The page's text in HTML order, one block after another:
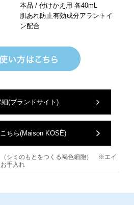
本品 / 付けかえ用 各40mL
肌あれ防止有効成分アラントイ
ン配合
(ブランドサイト)
ちら(Maison KOSÉ)
シミのもとをつくる褐色細胞） ※エイ
手入れ